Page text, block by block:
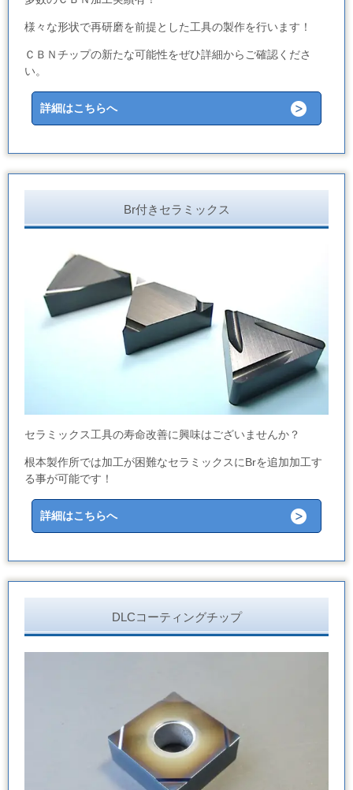
様々な形状で再研磨を前提とした工具の製作を行います！
ＣＢＮチップの新たな可能性をぜひ詳細からご確認くださ
い。
詳細はこちらへ
Br付きセラミックス
セラミックス工具の寿命改善に興味はございませんか？
根本製作所では加工が困難なセラミックスにBrを追加加工す
る事が可能です！
詳細はこちらへ
DLCコーティングチップ